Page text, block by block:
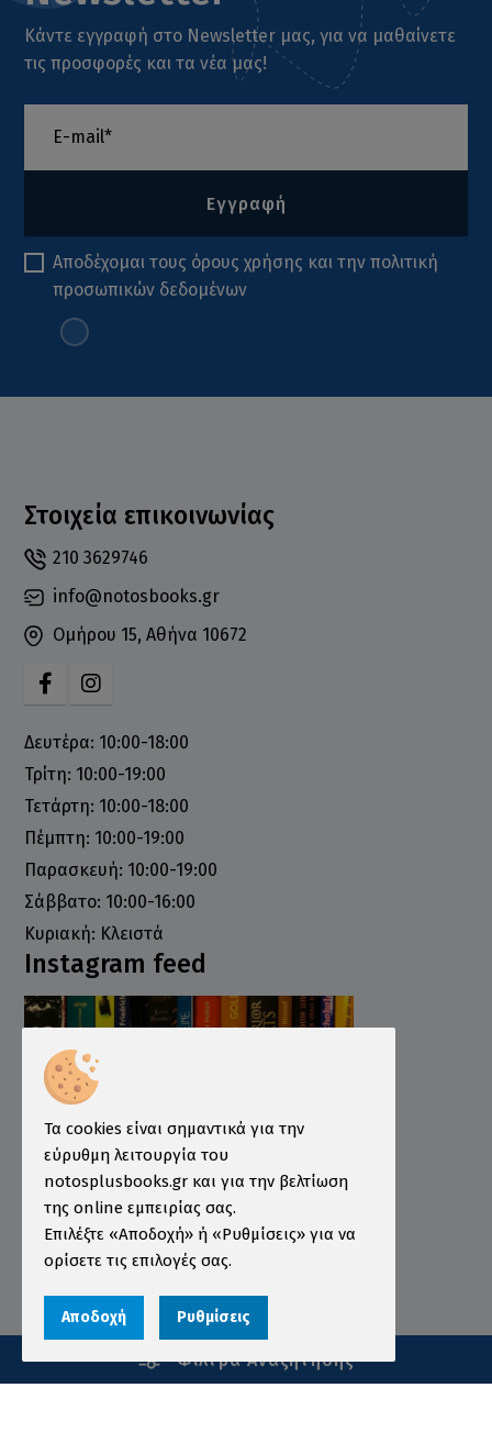
Φίλτρα Αναζήτησης
Κάντε εγγραφή στο Newsletter μας, για να μαθαίνετε
τις προσφορές και τα νέα μας!
Εγγραφή
Αποδέχομαι τους όρους χρήσης και τηνπολιτική
προσωπικών δεδομένων
Στοιχεία επικοινωνίας
210 3629746
info@notosbooks.gr
Ομήρου 15, Αθήνα 10672
Δευτέρα: 10:00-18:00
Τρίτη: 10:00-19:00
Τετάρτη: 10:00-18:00
Πέμπτη: 10:00-19:00
Παρασκευή: 10:00-19:00
Σάββατο: 10:00-16:00
Κυριακή: Κλειστά
Instagram feed
Εξυπηρέτηση
Τα cookies είναι σημαντικά για την
εύρυθμη λειτουργία του
notosplusbooks.gr και για την βελτίωση
της online εμπειρίας σας.
Επιλέξτε «Αποδοχή» ή «Ρυθμίσεις» για να
ορίσετε τις επιλογές σας.
Αποδοχή Ρυθμίσεις